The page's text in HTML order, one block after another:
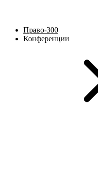
Право-300
Конференции